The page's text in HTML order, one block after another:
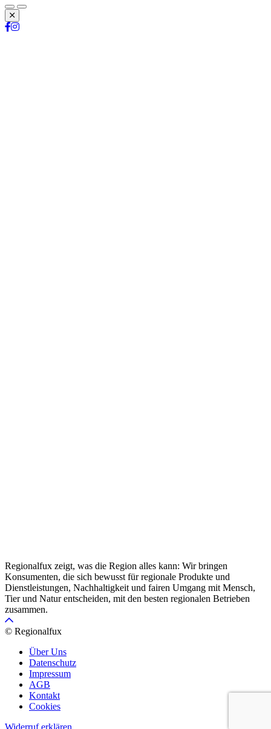
Schließen
Regionalfux zeigt, was die Region alles kann: Wir bringen
Konsumenten, die sich bewusst für regionale Produkte und
Dienstleistungen, Nachhaltigkeit und fairen Umgang mit Mensch,
Tier und Natur entscheiden, mit den besten regionalen Betrieben
zusammen.
© Regionalfux
Über Uns
Datenschutz
Impressum
AGB
Kontakt
Cookies
Widerruf erklären